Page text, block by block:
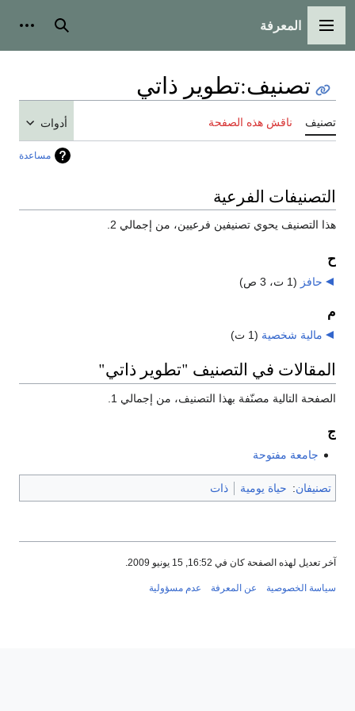
القائمة الرئيسية
المعرفة بحث
تصنيف:تطوير ذاتي
تصنيف ناقش هذه الصفحة أدوات
مساعدة
التصنيفات الفرعية
هذا التصنيف يحوي تصنيفين فرعيين، من إجمالي 2.
ح
حافز (1 ت، 3 ص)
م
مالية شخصية (1 ت)
المقالات في التصنيف "تطوير ذاتي"
الصفحة التالية مصنّفة بهذا التصنيف، من إجمالي 1.
ج
جامعة مفتوحة
تصنيفان: حياة يومية ذات
آخر تعديل لهذه الصفحة كان في 16:52, 15 يونيو 2009.
سياسة الخصوصية عن المعرفة عدم مسؤولية